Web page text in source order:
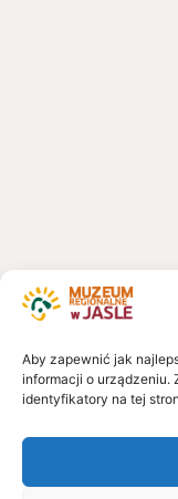
Aby zapewnić jak
informacji o urządzeniu.
identyfikatory na tej